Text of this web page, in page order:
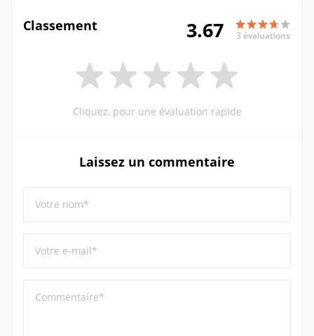
Classement 3.67 3 évaluations
Cliquez, pour une évaluation rapide
Laissez un commentaire
Votre nom*
Votre e-mail*
Commentaire*